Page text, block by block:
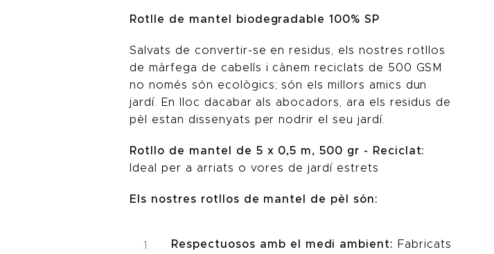
Rotlle de mantel biodegradable 100% SP
Salvats de convertir-se en residus, els nostres rotllos
de màrfega de cabells i cànem reciclats de 500 GSM
no només són ecològics; són els millors amics dun
jardí. En lloc dacabar als abocadors, ara els residus de
pèl estan dissenyats per nodrir el seu jardí.
Rotllo de mantel de 5 x 0,5 m, 500 gr - Reciclat:
Ideal per a arriats o vores de jardí estrets
Els nostres rotllos de mantel de pèl són:
Respectuosos amb el medi ambient:Fabricats